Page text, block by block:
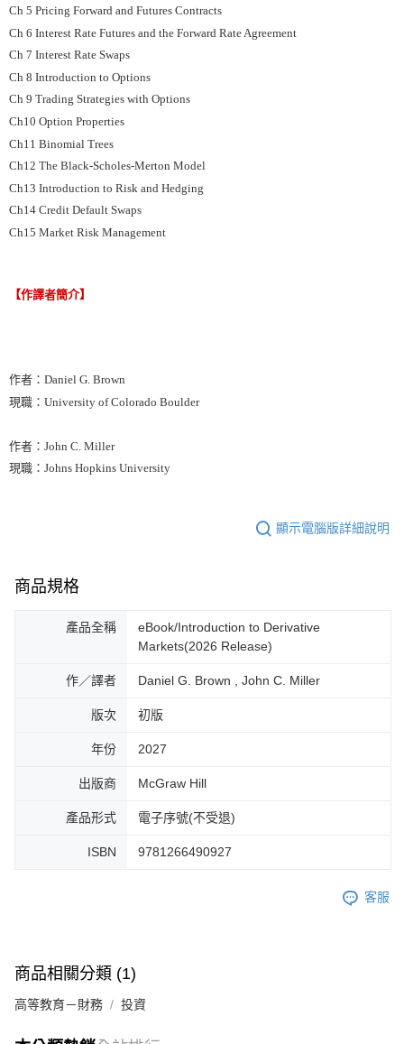
Ch 5 Pricing Forward and Futures Contracts
Ch 6 Interest Rate Futures and the Forward Rate Agreement
Ch 7 Interest Rate Swaps
Ch 8 Introduction to Options
Ch 9 Trading Strategies with Options
Ch10 Option Properties
Ch11 Binomial Trees
Ch12 The Black-Scholes-Merton Model
Ch13 Introduction to Risk and Hedging
Ch14 Credit Default Swaps
Ch15 Market Risk Management
【作譯者簡介】
作者：Daniel G. Brown
現職：University of Colorado Boulder
作者：John C. Miller
現職：Johns Hopkins University
顯示電腦版詳細說明
商品規格
產品全稱
eBook/Introduction to Derivative
Markets(2026 Release)
作／譯者 Daniel G. Brown , John C. Miller
版次 初版
年份 2027
出版商 McGraw Hill
產品形式 電子序號(不受退)
ISBN 9781266490927
客服
商品相關分類 (1)
高等教育－財務 投資